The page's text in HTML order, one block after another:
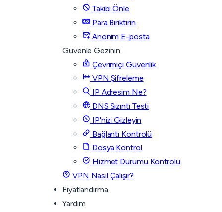
Takibi Önle
Para Biriktirin
Anonim E-posta
Güvenle Gezinin
Çevrimiçi Güvenlik
VPN Şifreleme
IP Adresim Ne?
DNS Sızıntı Testi
IP'nizi Gizleyin
Bağlantı Kontrolü
Dosya Kontrol
Hizmet Durumu Kontrolü
VPN Nasıl Çalışır?
Fiyatlandırma
Yardım